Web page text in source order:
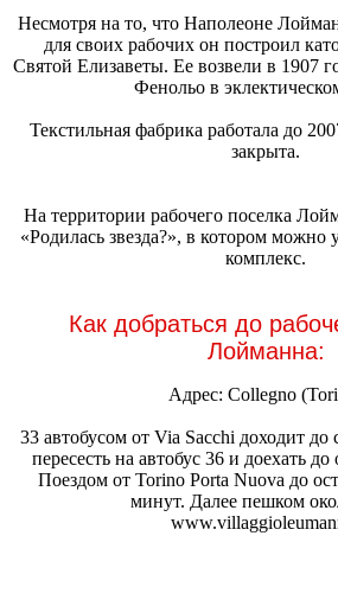
Несмотря на то, что Наполеоне
для своих рабочих он построил
Святой Елизаветы. Ее возвели в 1907
Фенольо в
Текстильная фабрика работала до
закрыта.
На территории рабочего поселка
«Родилась звезда?», в котором можно
комплекс.
Как добраться до
Лойманна:
Адрес: Collegno
33 автобусом от Via Sacchi доходит до
пересесть на автобус 36 и доехать
Поездом от Torino Porta Nuova до
минут. Далее пешком